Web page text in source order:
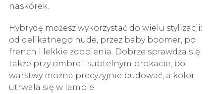
naskórek.
Hybrydę możesz wykorzystać do wielu stylizacji:
od delikatnego nude, przez baby boomer, po
french i lekkie zdobienia. Dobrze sprawdza się
także przy ombre i subtelnym brokacie, bo
warstwy można precyzyjnie budować, a kolor
utrwala się w lampie.